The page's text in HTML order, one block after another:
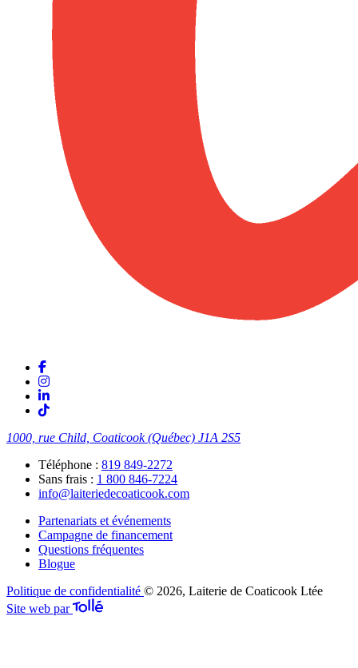
1000, rue Child, Coaticook (Québec) J1A 2S5
Téléphone : 819 849-2272
Sans frais : 1 800 846-7224
info@laiteriedecoaticook.com
Partenariats et événements
Campagne de financement
Questions fréquentes
Blogue
Politique de confidentialité © 2026, Laiterie de Coaticook Ltée
Site web par